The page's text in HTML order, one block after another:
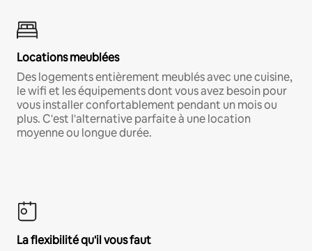
Locations meublées
Des logements entièrement meublés avec une cuisine,
le wifi et les équipements dont vous avez besoin pour
vous installer confortablement pendant un mois ou
plus. C'est l'alternative parfaite à une location
moyenne ou longue durée.
La flexibilité qu'il vous faut